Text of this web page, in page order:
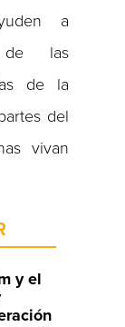
a
de las
de la
del
vivan
y el